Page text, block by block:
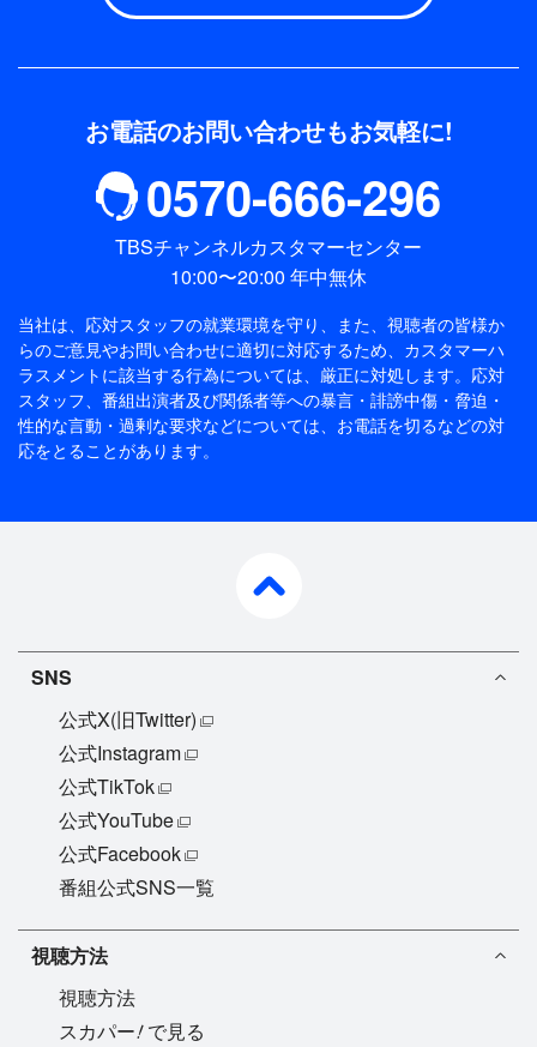
お電話のお問い合わせもお気軽に!
0570-666-296
TBSチャンネルカスタマーセンター
10:00〜20:00 年中無休
当社は、応対スタッフの就業環境を守り、また、視聴者の皆様か
らのご意見やお問い合わせに適切に対応するため、 カスタマーハ
ラスメントに該当する行為については、厳正に対処します。応対
スタッフ、番組出演者及び関係者等への暴言・誹謗中傷・脅迫・
性的な言動・過剰な要求などについては、お電話を切るなどの対
応をとることがあります。
SNS
公式X(旧Twitter)
公式Instagram
公式TikTok
公式YouTube
公式Facebook
番組公式SNS一覧
視聴方法
視聴方法
スカパー!で見る